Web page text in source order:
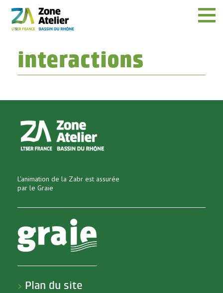
Menu
interactions
L'animation de la Zabr est assurée
par le Graie
> Plan du site